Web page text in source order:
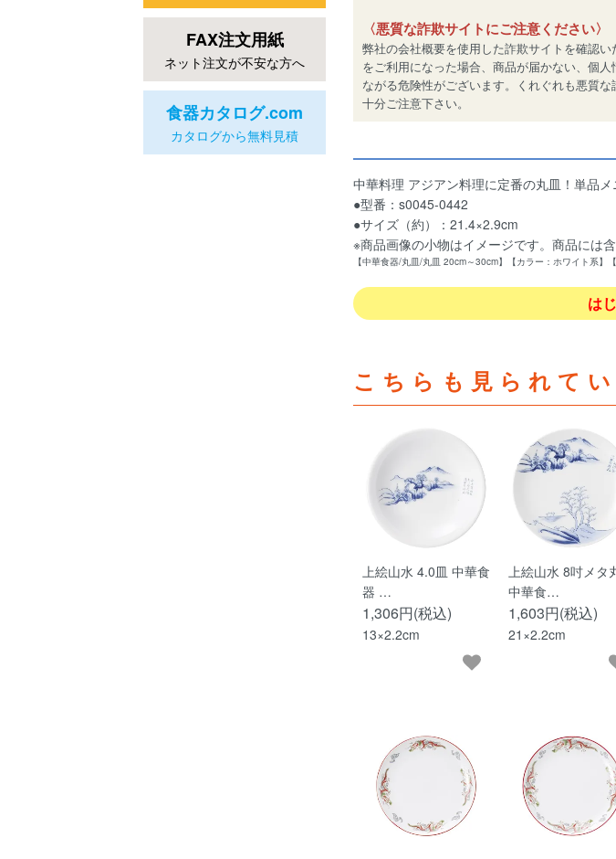
FAX注文用紙
ネット注文が不安な方へ
食器カタログ.com
カタログから無料見積
〈悪質な詐欺サイトにご注意ください〉
弊社の会社概要を使用した詐欺サイトを確認
をご利用になった場合、商品が届かない、個
ながる危険性がございます。くれぐれも悪質な
十分ご注意下さい。
中華料理 アジアン料理に定番の丸皿！単品
●型番：s0045-0442
●サイズ（約）：21.4×2.9cm
※商品画像の小物はイメージです。商品には含
【中華食器/丸皿/丸皿 20cm～30cm】【カラー：ホワイト系】
は
こちらも見られて
上絵山水 4.0皿 中華食
器 …
1,306円(税込)
13×2.2cm
上絵山水 8吋メタ
中華食…
1,603円(税込)
21×2.2cm